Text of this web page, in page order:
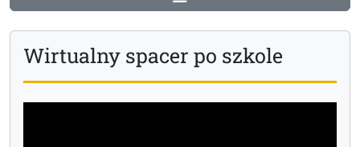
Wirtualny spacer po szkole